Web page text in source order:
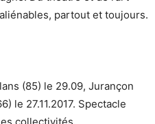
partout et toujours.
(85) le 29.09, Jurançon
le 27.11.2017. Spectacle